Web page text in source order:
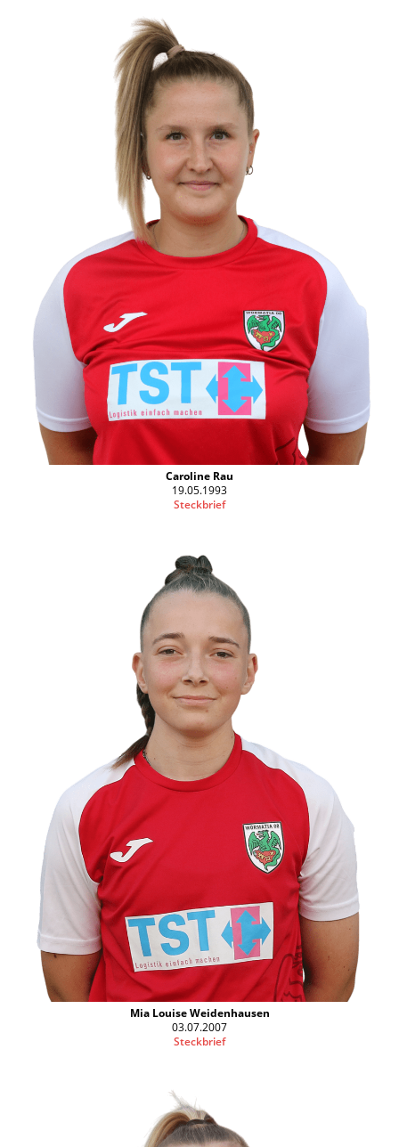
Caroline Rau
19.05.1993
Steckbrief
Mia Louise Weidenhausen
03.07.2007
Steckbrief